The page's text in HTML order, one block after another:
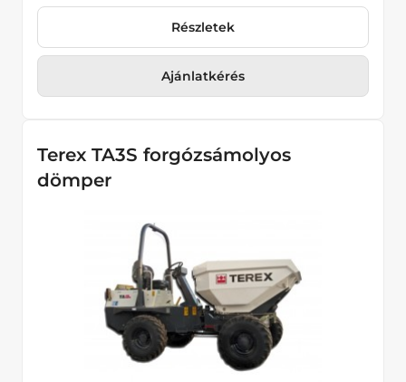
Részletek
Ajánlatkérés
Terex TA3S forgózsámolyos
dömper